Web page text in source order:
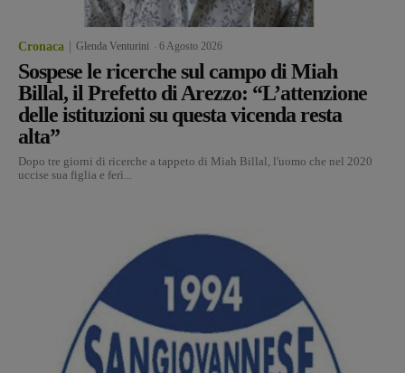
Cronaca Glenda Venturini 6 Agosto 2026
Sospese le ricerche sul campo di Miah
Billal, il Prefetto di Arezzo: “L’attenzione
delle istituzioni su questa vicenda resta
alta”
Dopo tre giorni di ricerche a tappeto di Miah Billal, l'uomo che nel 2020
uccise sua figlia e ferì...